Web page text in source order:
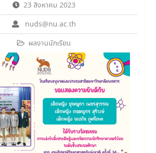
23 สิงหาคม 2023
nuds@nu.ac.th
ผลงานนักเรียน